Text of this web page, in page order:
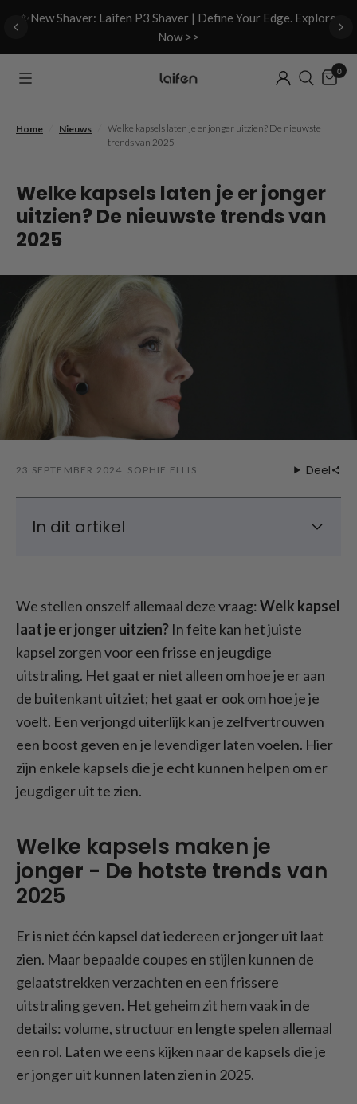
✨New Shaver: Laifen P3 Shaver | Define Your Edge. Explore
Now >>
0
Home Nieuws
Welke kapsels laten je er jonger uitzien? De nieuwste
trends van 2025
Welke kapsels laten je er jonger
uitzien? De nieuwste trends van
2025
23 SEPTEMBER 2024 SOPHIE ELLIS Deel
In dit artikel
Welk kapsel laat je er jonger uitzien na je
50e?
Welke kapsels laten je er jonger uitzien als je
ouder wordt?
We stellen onszelf allemaal deze vraag:Welk kapsel
laat je er jonger uitzien? In feite kan het juiste
kapsel zorgen voor een frisse en jeugdige
uitstraling. Het gaat er niet alleen om hoe je er aan
de buitenkant uitziet; het gaat er ook om hoe je je
voelt. Een verjongd uiterlijk kan je zelfvertrouwen
een boost geven en je levendiger laten voelen. Hier
zijn enkele kapsels die je echt kunnen helpen om er
jeugdiger uit te zien.
Welke kapsels maken je
jonger - De hotste trends van
2025
Er is niet één kapsel dat iedereen er jonger uit laat
zien. Maar bepaalde coupes en stijlen kunnen de
gelaatstrekken verzachten en een frissere
uitstraling geven. Het geheim zit hem vaak in de
details: volume, structuur en lengte spelen allemaal
een rol. Laten we eens kijken naar de kapsels die je
er jonger uit kunnen laten zien in 2025.